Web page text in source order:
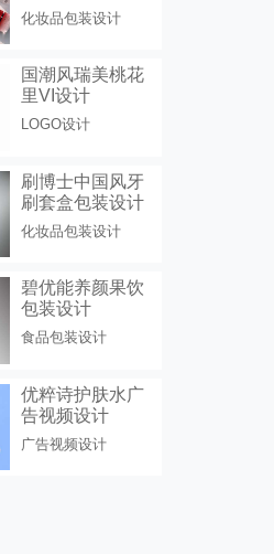
化妆品包装设计
国潮风瑞美桃花
里VI设计
LOGO设计
刷博士中国风牙
刷套盒包装设计
化妆品包装设计
碧优能养颜果饮
包装设计
食品包装设计
优粹诗护肤水广
告视频设计
广告视频设计